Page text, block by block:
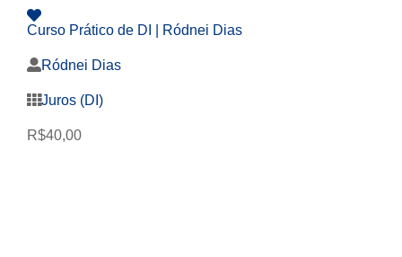
Curso Prático de DI | Ródnei Dias
Ródnei Dias
Juros (DI)
R$40,00